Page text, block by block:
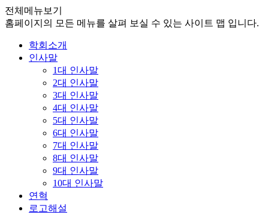
전체메뉴보기
홈페이지의 모든 메뉴를 살펴 보실 수 있는 사이트 맵 입니다.
학회소개
인사말
1대 인사말
2대 인사말
3대 인사말
4대 인사말
5대 인사말
6대 인사말
7대 인사말
8대 인사말
9대 인사말
10대 인사말
연혁
로고해설